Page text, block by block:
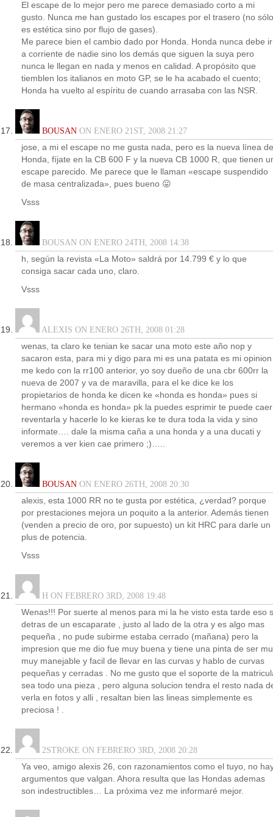
El escape de lo mejor pero me parece demasiado corto a mi
gusto. Nunca me han gustado los escapes por el trasero (no sólo
es estética sino por flujo de gases).
Me parece bien el cambio dado por Honda. Honda nunca debe ir
a corriente de nadie sino los demás que siguen la suya pero
nunca le llegan en nada y menos en calidad. A propósito que
tiemblen los italianos en moto GP, se le ha acabado el cuento;
Honda ha vuelto al espíritu de cuando arrasaba con las NSR.
BOUSAN ON ENERO 21ST, 2008 21:27
jose, a mi el escape no me gusta nada, pero es la nueva línea de
Honda, fíjate en la CB 600 F y la nueva CB 1000 R, que tienen
escape parecido. Me parece que le llaman «escape suspendido
de masa centralizada», pues bueno 😛
Vsss
BOUSAN ON ENERO 24TH, 2008 14:38
h, según la revista «La Moto» saldrá por 14.799 € y lo que
consiga sacar cada uno, claro.
Vsss
ALEXIS ON ENERO 26TH, 2008 01:28
wenas, ta claro ke tenian ke sacar una moto este año nop y
sacaron esta, para mi y digo para mi es una patata es mi opinion
me kedo con la rr100 anterior, yo soy dueño de una cbr 600rr la
nueva de 2007 y va de maravilla, para el ke dice ke los
propietarios de honda ke dicen ke «honda es honda» pues si
hermano «honda es honda» pk la puedes esprimir te puede caer
reventarla y hacerle lo ke kieras ke te dura toda la vida y sino
informate…. dale la misma caña a una honda y a una ducati y
veremos a ver kien cae primero ;)…..
BOUSAN ON ENERO 26TH, 2008 20:30
alexis, esta 1000 RR no te gusta por estética, ¿verdad? porque
por prestaciones mejora un poquito a la anterior. Además tienen
(venden a precio de oro, por supuesto) un kit HRC para darle un
plus de potencia.
Vsss
H ON FEBRERO 3RD, 2008 19:48
Wenas!!! Por suerte al menos para mi la he visto esta tarde eso
detras de un escaparate , justo al lado de la otra y es algo mas
pequeña , no pude subirme estaba cerrado (mañana) pero la
impresion que me dio fue muy buena y tiene una pinta de ser
muy manejable y facil de llevar en las curvas y hablo de curvas
pequeñas y cerradas . No me gusto que el soporte de la
sea todo una pieza , pero alguna solucion tendra el resto nada
verla en fotos y alli , resaltan bien las lineas simplemente es
preciosa ! .
2STROKE ON FEBRERO 3RD, 2008 20:28
Ya veo, amigo alexis 26, con razonamientos como el tuyo, no
argumentos que valgan. Ahora resulta que las Hondas ademas
son indestructibles… La próxima vez me informaré mejor.